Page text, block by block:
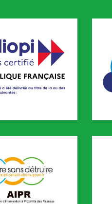
est certifié QUALIOPI depuis